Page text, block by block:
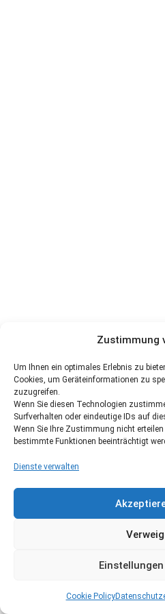
Zustimmung
Um Ihnen ein optimales Erlebnis zu
Cookies, um Geräteinformationen zu
zuzugreifen.
Wenn Sie diesen Technologien
Surfverhalten oder eindeutige IDs auf
Wenn Sie Ihre Zustimmung nicht
bestimmte Funktionen beeinträchtigt
Dienste verwalten
Cookie Policy